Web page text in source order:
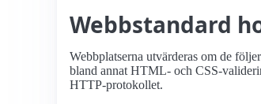
Webbstandard
Webbplatserna utvärderas om de
bland annat HTML- och CSS-
HTTP-protokollet.